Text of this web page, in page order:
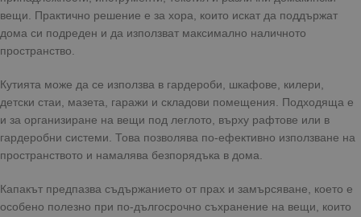
вещи. Практично решение е за хора, които искат да поддържат
дома си подреден и да използват максимално наличното
пространство.
Кутията може да се използва в гардероби, шкафове, килери,
детски стаи, мазета, гаражи и складови помещения. Подходяща е
и за организиране на вещи под леглото, върху рафтове или в
гардеробни системи. Това позволява по-ефективно използване на
пространството и намалява безпорядъка в дома.
Капакът предпазва съдържанието от прах и замърсяване, което е
особено полезно при по-дългосрочно съхранение на вещи, които